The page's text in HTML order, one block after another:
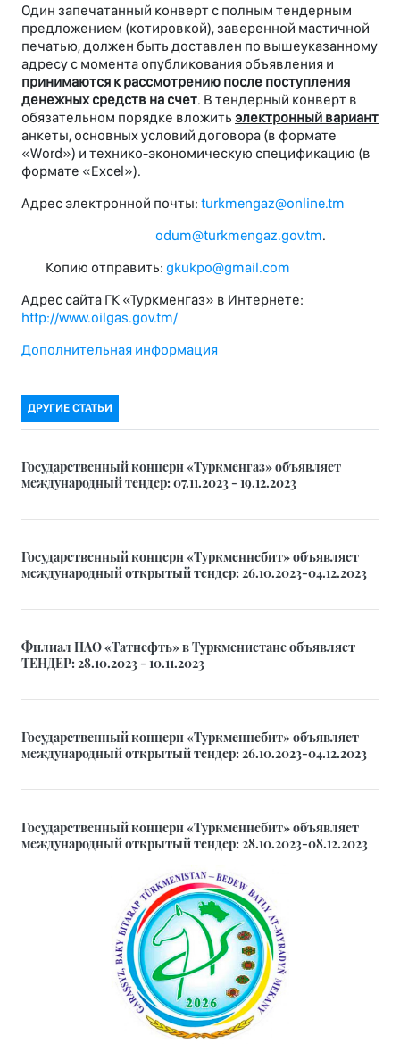
Один запечатанный конверт с полным тендерным
предложением (котировкой), заверенной мастичной
печатью, должен быть доставлен по вышеуказанному
адресу с момента опубликования объявления и
принимаются к рассмотрению после поступления
денежных средств на счет. В тендерный конверт в
обязательном порядке вложить электронный вариант
анкеты, основных условий договора (в формате
«Word») и технико-экономическую спецификацию (в
формате «Excel»).
Адрес электронной почты: turkmengaz@online.tm
odum@turkmengaz.gov.tm.
Копию отправить: gkukpo@gmail.com
Адрес сайта ГК «Туркменгаз» в Интернете:
http://www.oilgas.gov.tm/
Дополнительная информация
ДРУГИЕ СТАТЬИ
Государственный концерн «Туркменгаз» объявляет
международный тендер: 07.11.2023 - 19.12.2023
Государственный концерн «Туркменнебит» объявляет
международный открытый тендер: 26.10.2023-04.12.2023
Филиал ПАО «Татнефть» в Туркменистане объявляет
ТЕНДЕР: 28.10.2023 - 10.11.2023
Государственный концерн «Туркменнебит» объявляет
международный открытый тендер: 26.10.2023-04.12.2023
Государственный концерн «Туркменнебит» объявляет
международный открытый тендер: 28.10.2023-08.12.2023